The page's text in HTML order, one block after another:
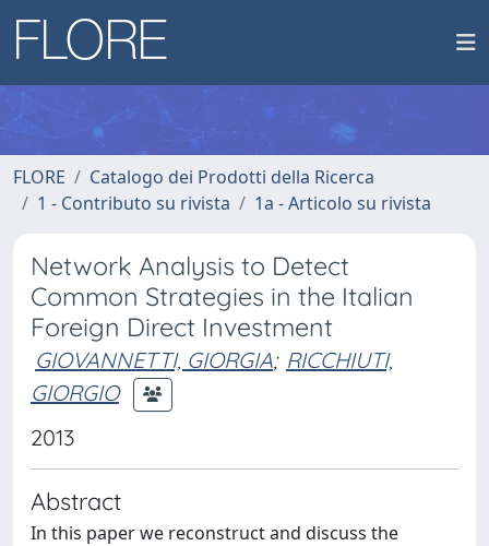
FLORE
Catalogo dei Prodotti della Ricerca
1 - Contributo su rivista
1a - Articolo su rivista
Network Analysis to Detect
Common Strategies in the Italian
Foreign Direct Investment
GIOVANNETTI, GIORGIA; RICCHIUTI,
GIORGIO
2013
Abstract
In this paper we reconstruct and discuss the